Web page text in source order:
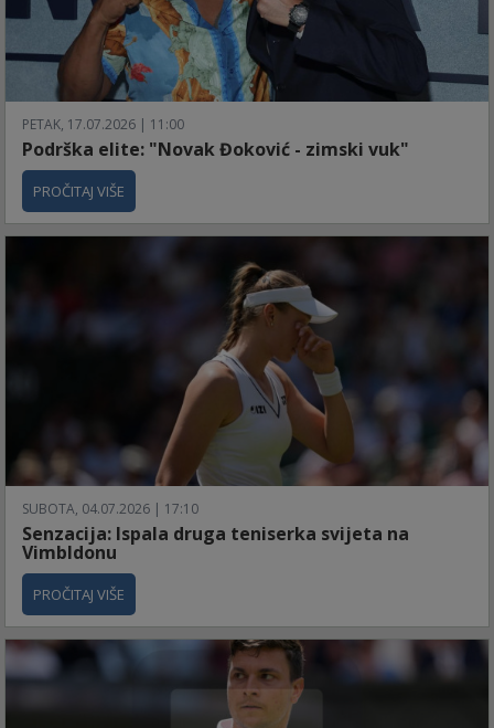
PETAK, 17.07.2026 | 11:00
Podrška elite: "Novak Đoković - zimski vuk"
PROČITAJ VIŠE
SUBOTA, 04.07.2026 | 17:10
Senzacija: Ispala druga teniserka svijeta na
Vimbldonu
PROČITAJ VIŠE